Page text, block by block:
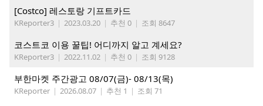
[Costco] 레스토랑 기프트카드
KReporter3 | 2023.03.20 | 추천 0 | 조회 8647
코스트코 이용 꿀팁! 어디까지 알고 계세요?
KReporter3 | 2022.11.02 | 추천 0 | 조회 9128
부한마켓 주간광고 08/07(금)- 08/13(목)
KReporter | 2026.08.07 | 추천 1 | 조회 71